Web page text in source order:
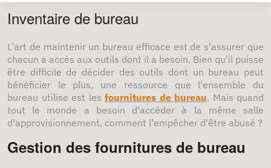
Inventaire de bureau
L’art de maintenir un bureau efficace est de s'assurer que
chacun a accès aux outils dont il a besoin. Bien qu'il puisse
être difficile de décider des outils dont un bureau peut
bénéficier le plus, une ressource que l'ensemble du
bureau utilise est les fournitures de bureau. Mais quand
tout le monde a besoin d'accéder à la même salle
d'approvisionnement, comment l'empêcher d'être abusé ?
Gestion des fournitures de bureau